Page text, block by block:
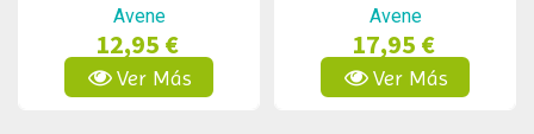
Oscuro 1,19 Gramos
Avene
12,95 €
Ver Más
Marron 7 Ml
Avene
17,95 €
Ver Más